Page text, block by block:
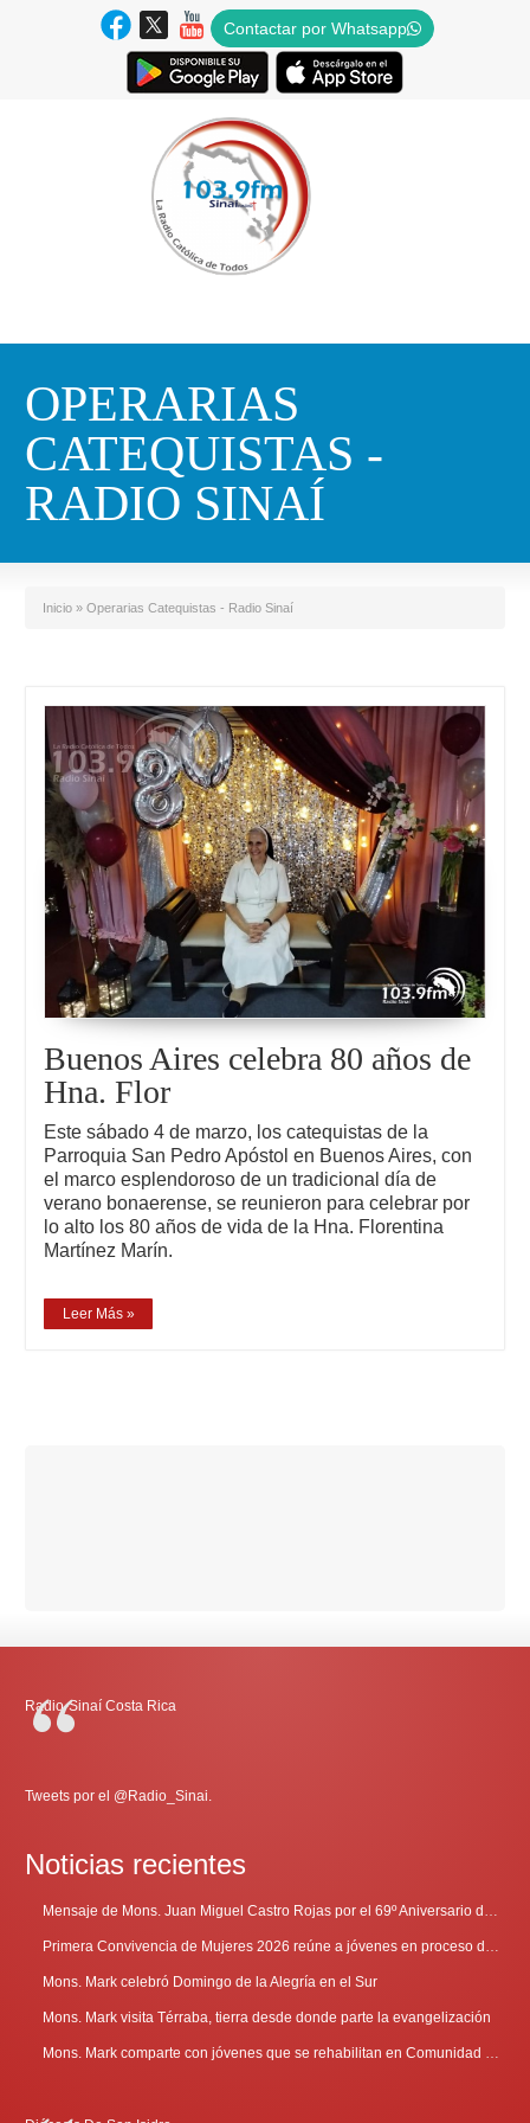
Contactar por Whatsapp
OPERARIAS
CATEQUISTAS -
RADIO SINAÍ
Inicio » Operarias Catequistas - Radio Sinaí
Buenos Aires celebra 80 años de
Hna. Flor
Este sábado 4 de marzo, los catequistas de la
Parroquia San Pedro Apóstol en Buenos Aires, con
el marco esplendoroso de un tradicional día de
verano bonaerense, se reunieron para celebrar por
lo alto los 80 años de vida de la Hna. Florentina
Martínez Marín.
Leer Más »
Radio-Sinaí Costa Rica
Tweets por el @Radio_Sinai.
Noticias recientes
Mensaje de Mons. Juan Miguel Castro Rojas por el 69º Aniversario de Radio Sinaí
Primera Convivencia de Mujeres 2026 reúne a jóvenes en proceso de discernimiento vocacional
Mons. Mark celebró Domingo de la Alegría en el Sur
Mons. Mark visita Térraba, tierra desde donde parte la evangelización
Mons. Mark comparte con jóvenes que se rehabilitan en Comunidad Cenáculo